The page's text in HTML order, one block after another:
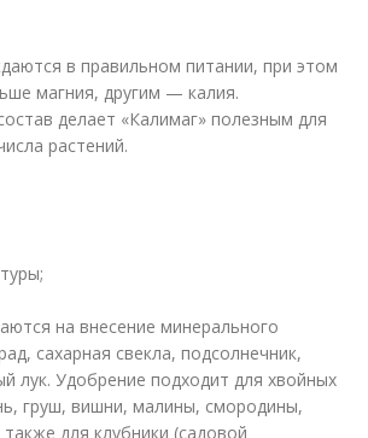
в правильном питании, при этом
магния, другим — калия.
делает «Калимаг» полезным для
растений.
на внесение минерального
сахарная свекла, подсолнечник,
лук. Удобрение подходит для хвойных
груш, вишни, малины, смородины,
для клубники (садовой